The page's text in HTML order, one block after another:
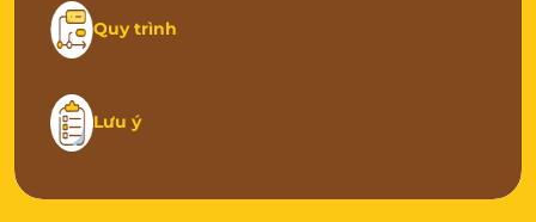
Quy trình
Lưu ý